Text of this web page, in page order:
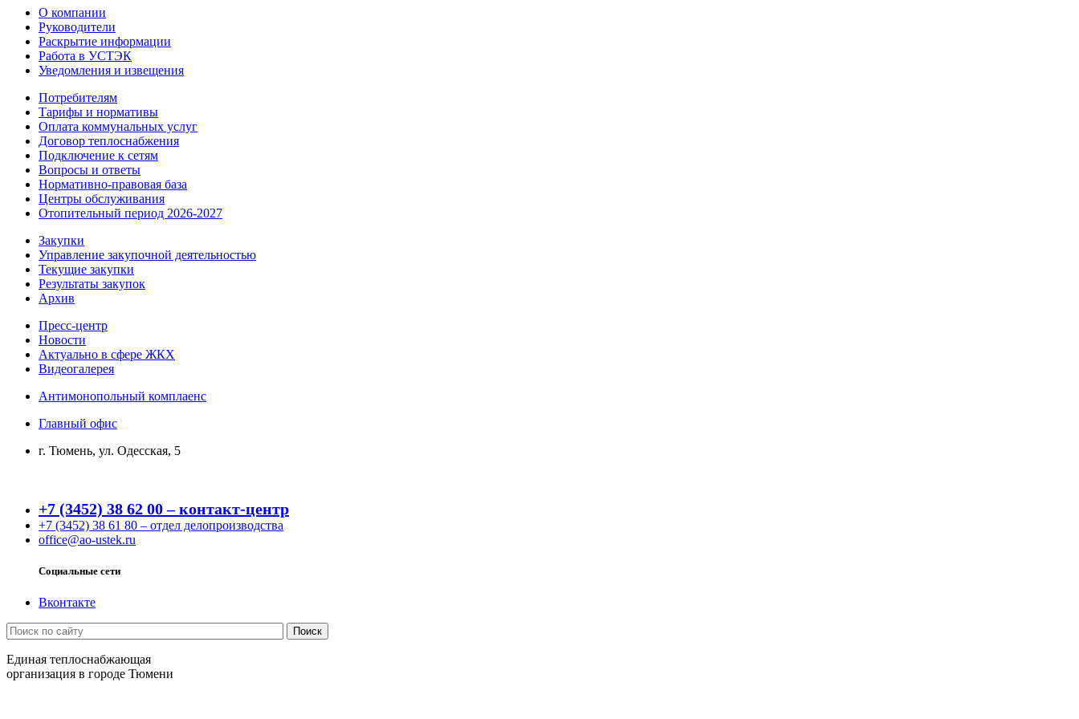
О компании
Руководители
Раскрытие информации
Работа в УСТЭК
Уведомления и извещения
Потребителям
Тарифы и нормативы
Оплата коммунальных услуг
Договор теплоснабжения
Подключение к сетям
Вопросы и ответы
Нормативно-правовая база
Центры обслуживания
Отопительный период 2026-2027
Закупки
Управление закупочной деятельностью
Текущие закупки
Результаты закупок
Архив
Пресс-центр
Новости
Актуально в сфере ЖКХ
Видеогалерея
Антимонопольный комплаенс
Главный офис
г. Тюмень, ул. Одесская, 5
+7 (3452) 38 62 00 – контакт-центр
+7 (3452) 38 61 80 – отдел делопроизводства
office@ao-ustek.ru
Социальные сети
Вконтакте
Единая теплоснабжающая
организация в городе Тюмени